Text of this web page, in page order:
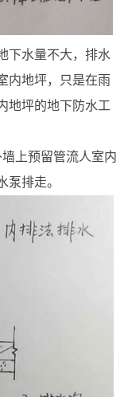
下水量不大，排水
内地坪，只是在雨
地坪的地下防水工
上预留管流人室内
泵排走。